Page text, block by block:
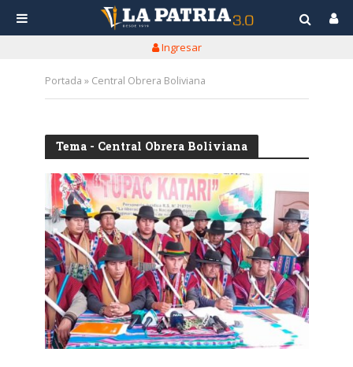
Ingresar
Portada » Central Obrera Boliviana
Tema - Central Obrera Boliviana